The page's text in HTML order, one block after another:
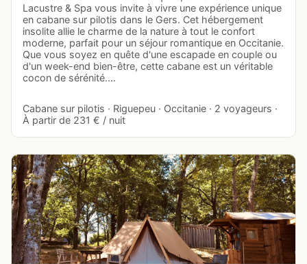
Lacustre & Spa vous invite à vivre une expérience unique
en cabane sur pilotis dans le Gers. Cet hébergement
insolite allie le charme de la nature à tout le confort
moderne, parfait pour un séjour romantique en Occitanie.
Que vous soyez en quête d'une escapade en couple ou
d'un week-end bien-être, cette cabane est un véritable
cocon de sérénité.…
Cabane sur pilotis · Riguepeu · Occitanie · 2 voyageurs ·
À partir de 231 € / nuit